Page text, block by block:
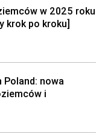
w 2025 roku
krok po kroku]
Poland: nowa
i